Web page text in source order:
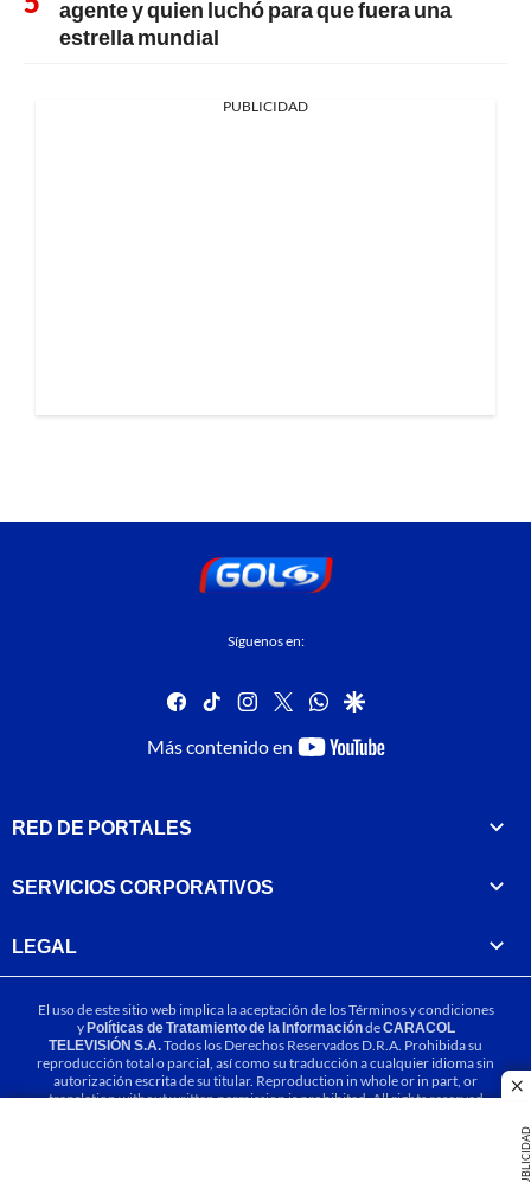
PUBLICIDAD
agente y quien luchó para que fuera una
estrella mundial
PUBLICIDAD
Síguenos en:
facebook
tiktok instagram
twitterwhatsapp
google
Más contenido en
youtube-
RED DE PORTALES
SERVICIOS CORPORATIVOS
LEGAL
El uso de este sitio web implica la aceptación de losTérminos y condiciones
yPolíticas de Tratamiento de la InformacióndeCARACOL
TELEVISIÓN S.A.Todos los Derechos Reservados D.R.A. Prohibida su
reproducción total o parcial, así como su traducción a cualquier idioma sin
autorización escrita de su titular. Reproduction in whole or in part, or
translation without written permission is prohibited. All rights reserved